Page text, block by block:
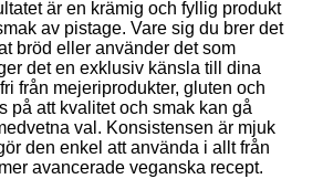
är en krämig och fyllig produkt
av pistage. Vare sig du brer det
bröd eller använder det som
det en exklusiv känsla till dina
från mejeriprodukter, gluten och
på att kvalitet och smak kan gå
val. Konsistensen är mjuk
den enkel att använda i allt från
avancerade veganska recept.